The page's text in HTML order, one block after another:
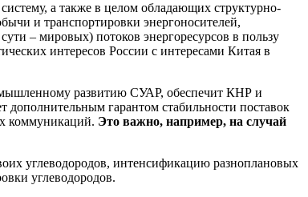
а также в целом обладающих структурно-
и транспортировки энергоносителей,
– мировых) потоков энергоресурсов в пользу
интересов России с интересами Китая в
развитию СУАР, обеспечит КНР и
гарантом стабильности поставок
коммуникаций. Это важно, например, на случай
углеводородов, интенсификацию разноплановых
углеводородов.